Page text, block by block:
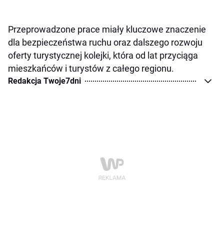
Przeprowadzone prace miały kluczowe znaczenie
dla bezpieczeństwa ruchu oraz dalszego rozwoju
oferty turystycznej kolejki, która od lat przyciąga
mieszkańców i turystów z całego regionu.
Redakcja Twoje7dni